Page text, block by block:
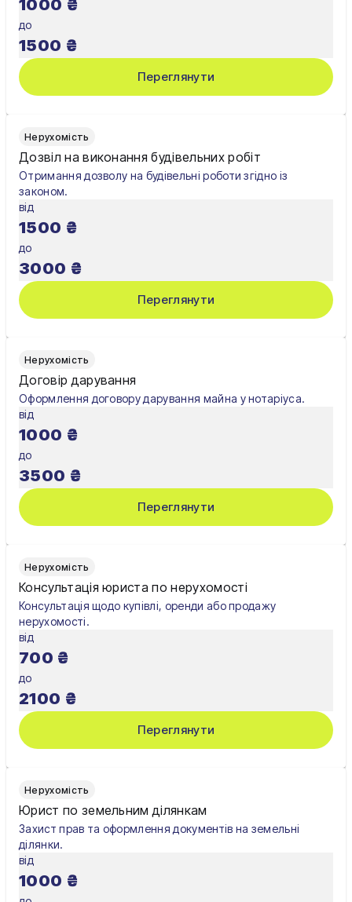
Рівне
Ужгород
Харків
Херсон
Хмельницький
Черкаси
Чернігів
Шостка
Житомир
Київ
1000 ₴
до
1500 ₴
Переглянути
Нерухомість
Дозвіл на виконання будівельних робіт
Отримання дозволу на будівельні роботи згідно із
законом.
від
1500 ₴
до
3000 ₴
Переглянути
Нерухомість
Договір дарування
Оформлення договору дарування майна у нотаріуса.
від
1000 ₴
до
3500 ₴
Переглянути
Нерухомість
Консультація юриста по нерухомості
Консультація щодо купівлі, оренди або продажу
нерухомості.
від
700 ₴
до
2100 ₴
Переглянути
Нерухомість
Юрист по земельним ділянкам
Захист прав та оформлення документів на земельні
ділянки.
від
1000 ₴